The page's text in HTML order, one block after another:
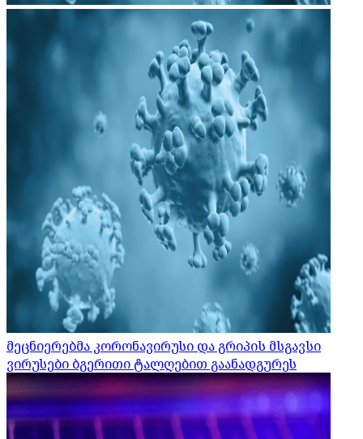
მეცნიერებმა კორონავირუსი და გრიპის მსგავსი
ვირუსები ბგერითი ტალღებით გაანადგურეს